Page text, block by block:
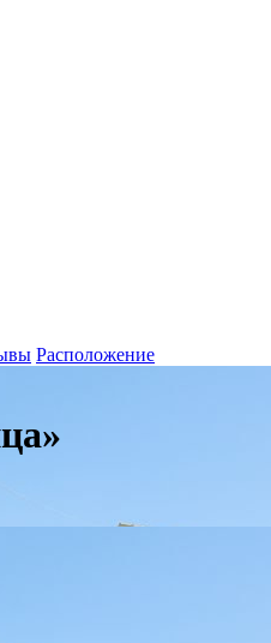
Расположение